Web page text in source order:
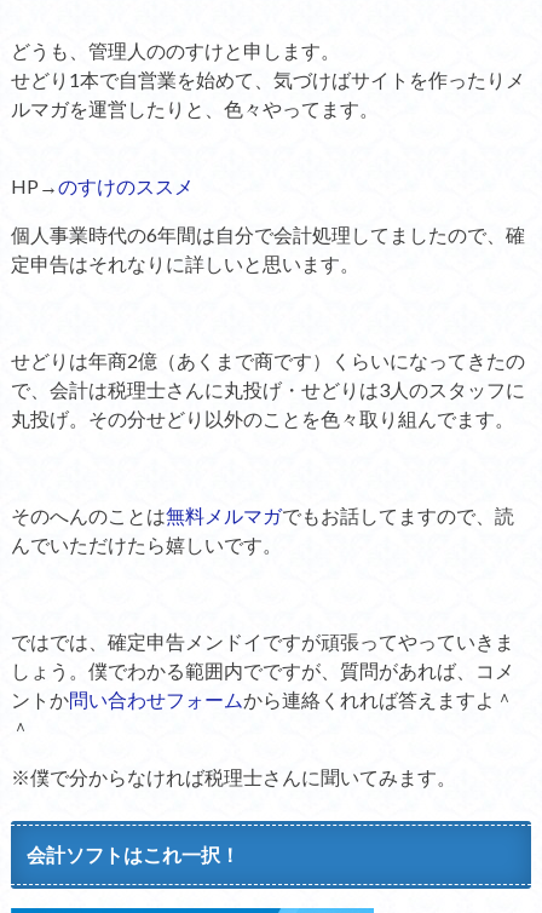
どうも、管理人ののすけと申します。
せどり1本で自営業を始めて、気づけばサイトを作ったりメ
ルマガを運営したりと、色々やってます。
HP→のすけのススメ
個人事業時代の6年間は自分で会計処理してましたので、確
定申告はそれなりに詳しいと思います。
せどりは年商2億（あくまで商です）くらいになってきたの
で、会計は税理士さんに丸投げ・せどりは3人のスタッフに
丸投げ。その分せどり以外のことを色々取り組んでます。
そのへんのことは無料メルマガでもお話してますので、読
んでいただけたら嬉しいです。
ではでは、確定申告メンドイですが頑張ってやっていきま
しょう。僕でわかる範囲内でですが、質問があれば、コメ
ントか問い合わせフォームから連絡くれれば答えますよ＾
＾
※僕で分からなければ税理士さんに聞いてみます。
会計ソフトはこれ一択！